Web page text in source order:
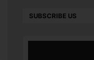
SUBSCRIBE US